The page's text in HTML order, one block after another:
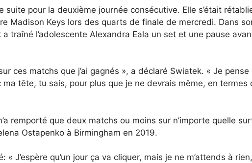
suite pour la deuxième journée consécutive. Elle s’était
Madison Keys lors des quarts de finale de mercredi. Dans
traîné l’adolescente Alexandra Eala un set et une pause
ces matchs que j’ai gagnés », a déclaré Swiatek. « Je pense
tête, tu sais, pour plus que je ne devrais même, en termes
remporté que deux matchs ou moins sur n’importe quelle
Ostapenko à Birmingham en 2019.
J’espère qu’un jour ça va cliquer, mais je ne m’attends à